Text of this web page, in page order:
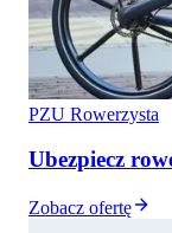
PZU Rowerzysta
Ubezpiecz
Zobacz ofertę